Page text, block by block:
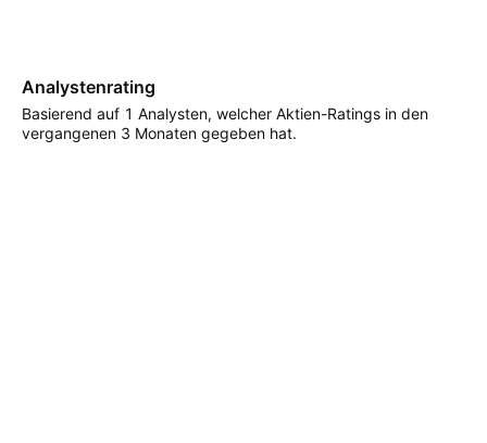
Analystenrating
Basierend auf 1 Analysten, welcher Aktien-Ratings in den
vergangenen 3 Monaten gegeben hat.